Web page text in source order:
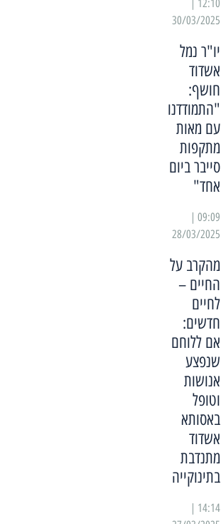
30/03/2025
יו"ר נמל
אשדוד
חושף:
"התמודדנו
עם מאות
מתקפות
סייבר ביום
אחד"
28/03/2025
מהקרב על
החיים –
לחיים
חדשים:
אם ללוחם
שנפצע
אנושות
וטופל
באסותא
אשדוד
מתנדבת
בתינוקייה